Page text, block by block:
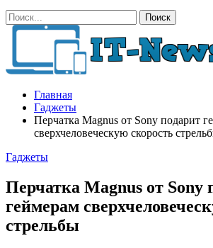
Главная
Гаджеты
Перчатка Magnus от Sony подарит
сверхчеловеческую скорость
Гаджеты
Перчатка Magnus от Sony
геймерам
стрельбы